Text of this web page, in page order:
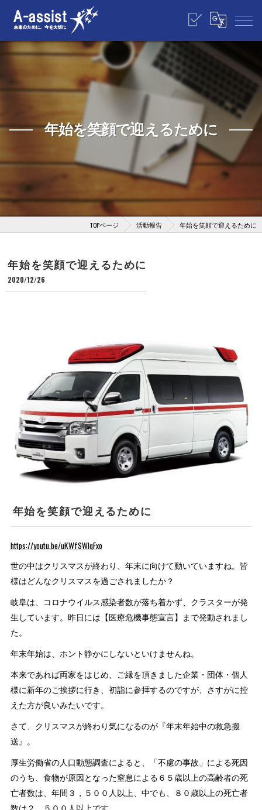
年始を笑顔で迎えるために
TOPページ 活動報告 年始を笑顔で迎えるために
年始を笑顔で迎えるために
2020/12/26
年始を笑顔で迎えるために
https://youtu.be/uKWfSWlqFxo
世の中はクリスマスが終わり、年末に向けて動いていますね。皆
様はどんなクリスマスを過ごされましたか？
岐阜は、コロナウイルス感染者数が落ち着かず、クラスターが発
生しています。昨日には【医療危機事態宣言】まで発動されまし
た。
年末年始は、ホント静かにしないといけませんね。
本来であれば両家をはじめ、ご縁を頂きました企業・団体・個人
様に新年のご挨拶に行き、初詣に参拝するのですが、さすがに控
えた方が良いみたいです。
さて、クリスマスが終わり気になるのが『年末年始中の救急搬
送』。
厚生労働省の人口動態調査によると、「不慮の事故」による死因
のうち、食物が原因となった窒息による６５歳以上の高齢者の死
亡者数は、年間３，５００人以上、中でも、８０歳以上の死亡者